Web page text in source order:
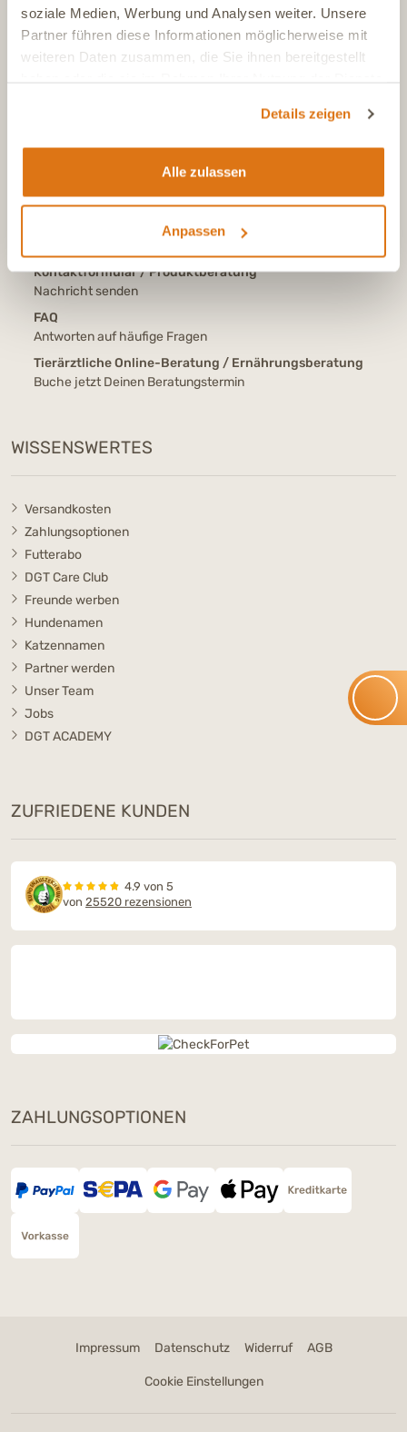
soziale Medien, Werbung und Analysen weiter. Unsere
Partner führen diese Informationen möglicherweise mit
weiteren Daten zusammen, die Sie ihnen bereitgestellt
Details zeigen
Alle zulassen
Anpassen
KONTAKT
Aus dem deutschen Festnetz, Mo-Fr, 7-17 Uhr
+41 (0)615 880 573
Aus der Schweiz, Mo-Fr, 7-17 Uhr
Kontaktformular / Produktberatung
Nachricht senden
FAQ
Antworten auf häufige Fragen
Tierärztliche Online-Beratung / Ernährungsberatung
Buche jetzt Deinen Beratungstermin
WISSENSWERTES
Versandkosten
Zahlungsoptionen
Futterabo
DGT Care Club
Freunde werben
Hundenamen
Katzennamen
Partner werden
Unser Team
Jobs
DGT ACADEMY
ZUFRIEDENE KUNDEN
4.9 von 5
von 25520 rezensionen
ZAHLUNGSOPTIONEN
Impressum Datenschutz Widerruf AGB
Cookie Einstellungen